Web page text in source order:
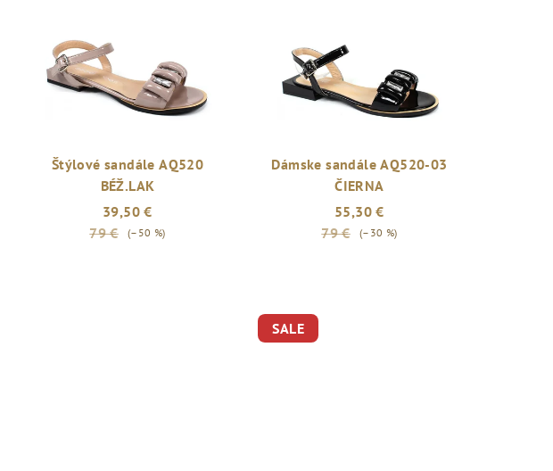
Štýlové sandále AQ520
BÉŽ.LAK
39,50 €
79 €
(–50 %)
Dámske sandále AQ520-03
ČIERNA
55,30 €
79 €
(–30 %)
SALE